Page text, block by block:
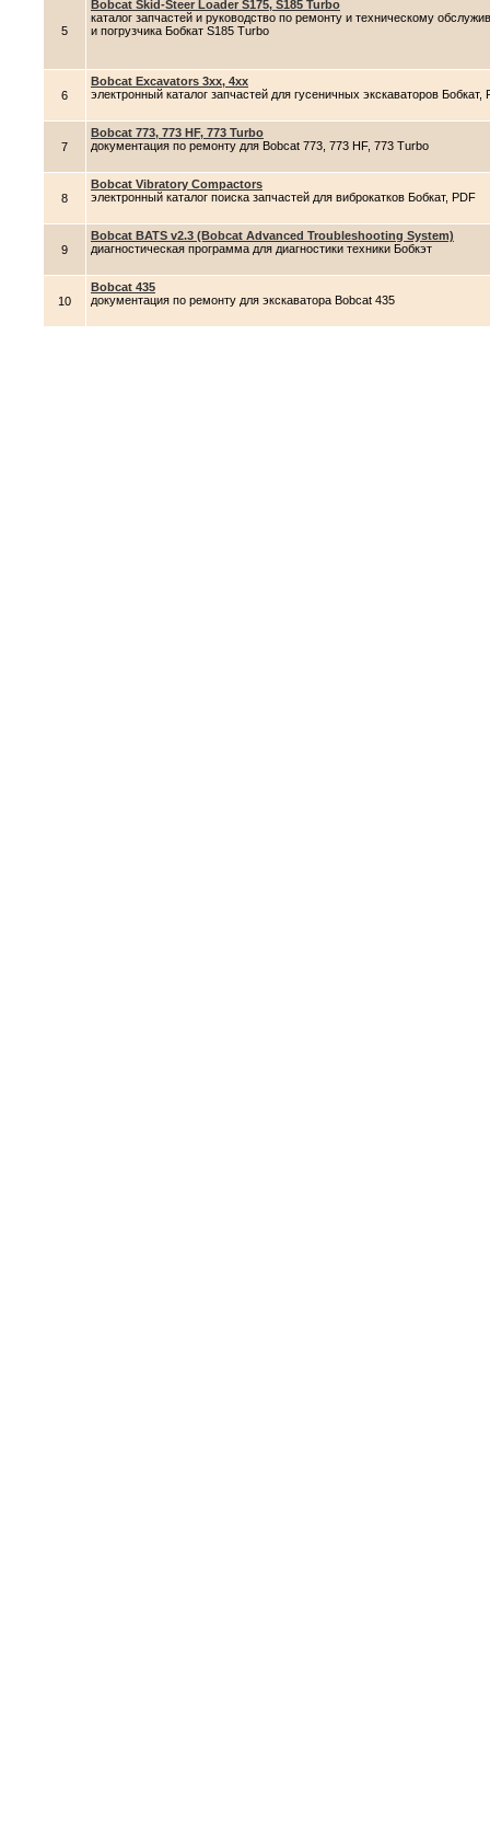
5
Bobcat Skid-Steer Loader S175, S185 Turbo
каталог запчастей и руководство по ремонту и техническому
и погрузчика Бобкат S185 Turbo
6
Bobcat Excavators 3xx, 4xx
электронный каталог запчастей для гусеничных экскаваторов Бобкат,
7
Bobcat 773, 773 HF, 773 Turbo
документация по ремонту для Bobcat 773, 773 HF, 773 Turbo
8
Bobcat Vibratory Compactors
электронный каталог поиска запчастей для виброкатков Бобкат, PDF
9
Bobcat BATS v2.3 (Bobcat Advanced Troubleshooting System)
диагностическая программа для диагностики техники Бобкэт
10
Bobcat 435
документация по ремонту для экскаватора Bobcat 435